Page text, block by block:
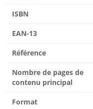
ISBN
EAN-13
Référence
Nombre de pages de
contenu principal
Format